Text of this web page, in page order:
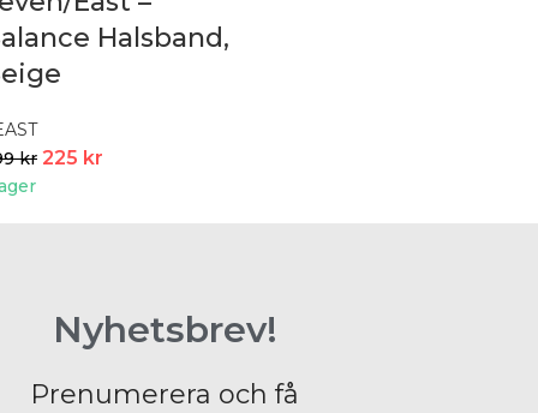
Halsband,
kr 225 kr
Nyhetsbrev!
Prenumerera och få